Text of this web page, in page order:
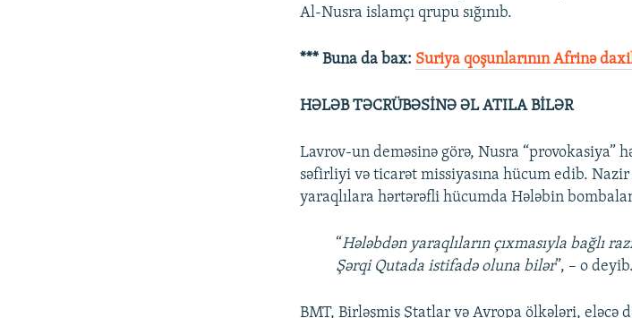
Al-Nusra islamçı qrupu sığınıb.
*** Buna da bax: Suriya qoşunlarının Afrinə
HƏLƏB TƏCRÜBƏSİNƏ ƏL ATILA BİLƏR
Lavrov-un deməsinə görə, Nusra “provokasiya”
səfirliyi və ticarət missiyasına hücum edib.
yaraqlılara hərtərəfli hücumda Hələbin
“Hələbdən yaraqlıların çıxmasıyla bağlı
Şərqi Qutada istifadə oluna bilər”, – o deyib.
BMT, Birləşmiş Ştatlar və Avropa ölkələri, eləcə